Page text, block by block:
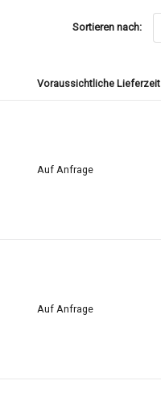
Sortieren nach:
Voraussichtliche Lieferzeit
Auf Anfrage
Auf Anfrage